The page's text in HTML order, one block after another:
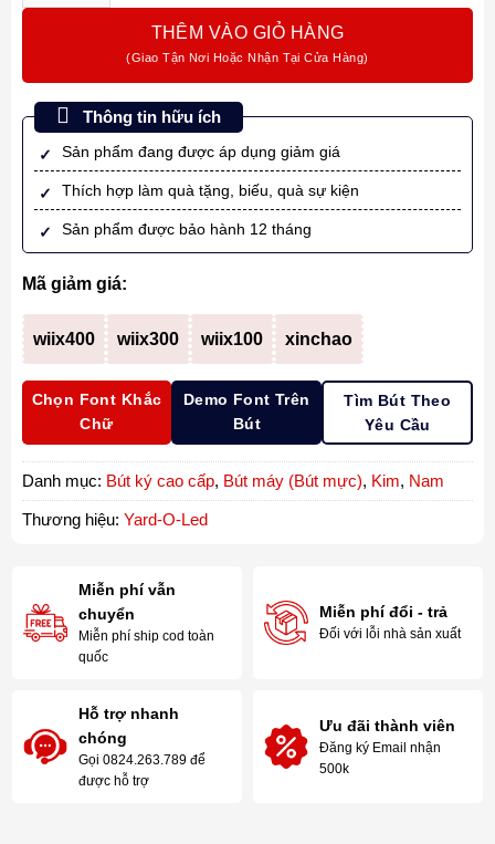
THÊM VÀO GIỎ HÀNG
Thông tin hữu ích
Sản phẩm đang được áp dụng giảm giá
Thích hợp làm quà tặng, biếu, quà sự kiện
Sản phẩm được bảo hành 12 tháng
Mã giảm giá:
wiix400 wiix300 wiix100 xinchao
Chọn Font Khắc
Chữ
Demo Font Trên
Bút
Tìm Bút Theo
Yêu Cầu
Danh mục: Bút ký cao cấp, Bút máy (Bút mực), Kim, Nam
Thương hiệu: Yard-O-Led
Miễn phí vẫn
chuyển
Miễn phí ship cod toàn
quốc
Miễn phí đổi - trả
Đối với lỗi nhà sản xuất
Hỗ trợ nhanh
chóng
Gọi 0824.263.789 để
được hỗ trợ
Ưu đãi thành viên
Đăng ký Email nhận
500k